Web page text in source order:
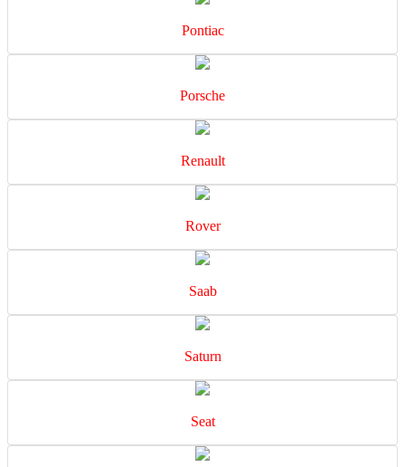
Pontiac
Porsche
Renault
Rover
Saab
Saturn
Seat